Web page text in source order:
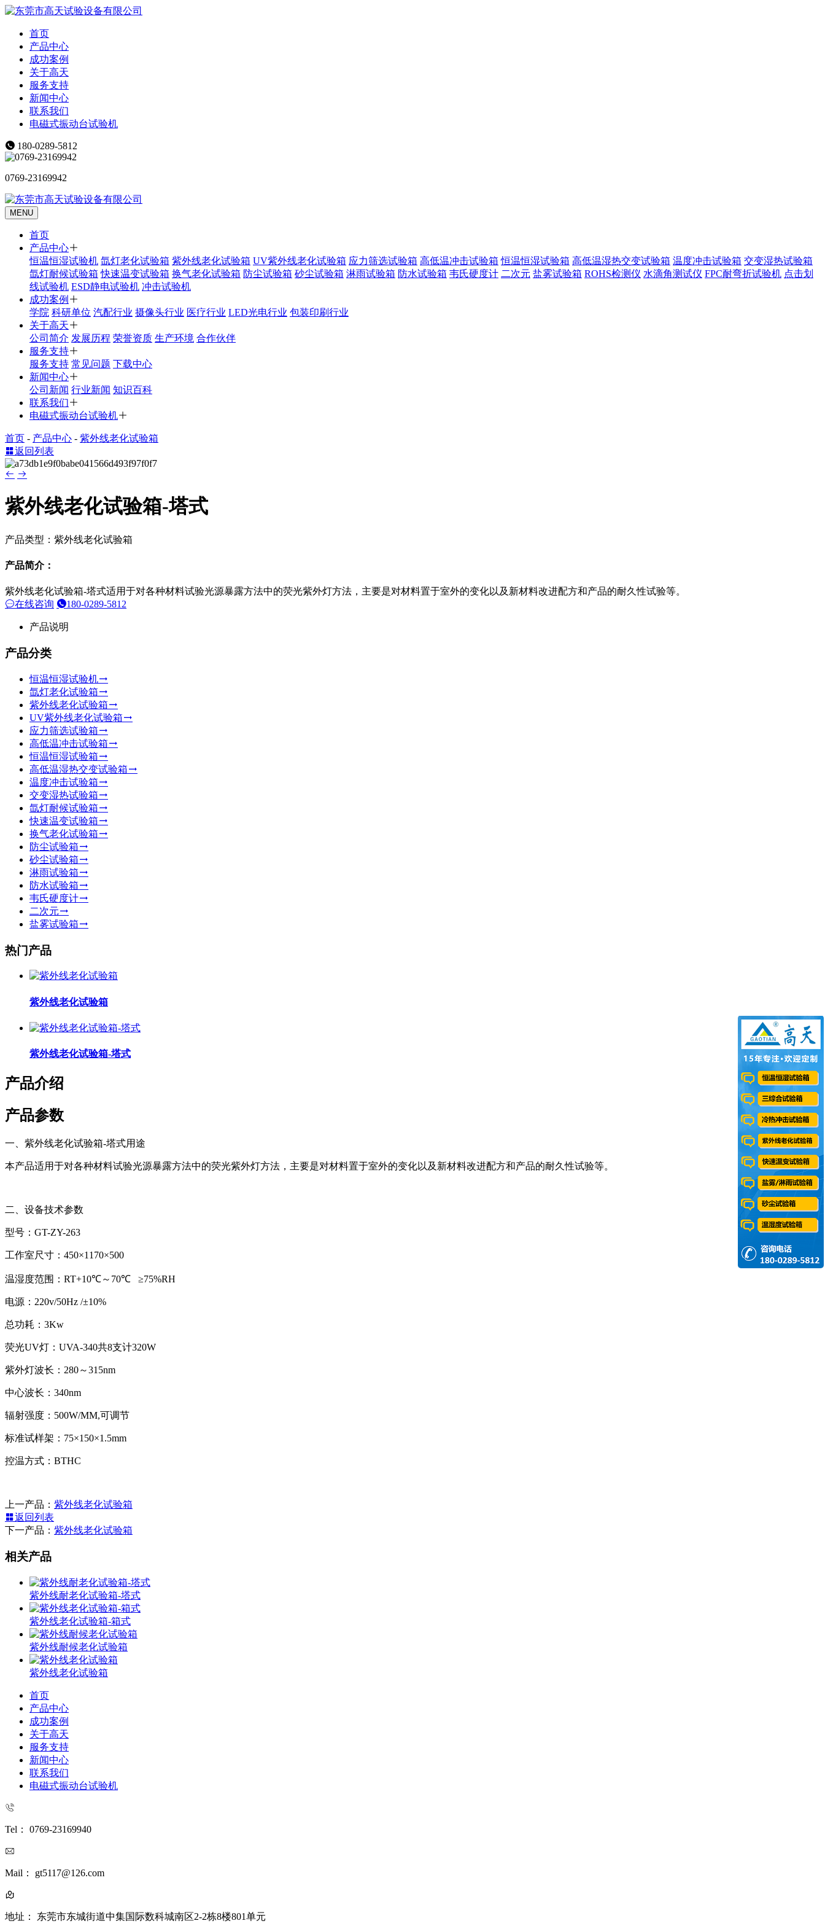
首页
产品中心
成功案例
关于高天
服务支持
新闻中心
联系我们
电磁式振动台试验机
180-0289-5812
0769-23169942
MENU
首页
产品中心
恒温恒湿试验机 氙灯老化试验箱 紫外线老化试验箱 UV紫外线老化试验箱 应力筛选试验箱 高低温冲击试验箱 恒温恒湿试验箱 高低温湿热交变试验箱 温度冲击试验箱 交变湿热试验箱
氙灯耐候试验箱 快速温变试验箱 换气老化试验箱 防尘试验箱 砂尘试验箱 淋雨试验箱 防水试验箱 韦氏硬度计 二次元 盐雾试验箱 ROHS检测仪 水滴角测试仪 FPC耐弯折试验机 点击划
线试验机 ESD静电试验机 冲击试验机
成功案例
学院 科研单位 汽配行业 摄像头行业 医疗行业 LED光电行业 包装印刷行业
关于高天
公司简介 发展历程 荣誉资质 生产环境 合作伙伴
服务支持
服务支持 常见问题 下载中心
新闻中心
公司新闻 行业新闻 知识百科
联系我们
电磁式振动台试验机
首页 - 产品中心 - 紫外线老化试验箱
返回列表
紫外线老化试验箱-塔式
产品类型：紫外线老化试验箱
产品简介：
紫外线老化试验箱-塔式适用于对各种材料试验光源暴露方法中的荧光紫外灯方法，主要是对材料置于室外的变化以及新材料改进配方和产品的耐久性试验等。
在线咨询
180-0289-5812
产品说明
产品分类
恒温恒湿试验机
氙灯老化试验箱
紫外线老化试验箱
UV紫外线老化试验箱
应力筛选试验箱
高低温冲击试验箱
恒温恒湿试验箱
高低温湿热交变试验箱
温度冲击试验箱
交变湿热试验箱
氙灯耐候试验箱
快速温变试验箱
换气老化试验箱
防尘试验箱
砂尘试验箱
淋雨试验箱
防水试验箱
韦氏硬度计
二次元
盐雾试验箱
热门产品
紫外线老化试验箱
紫外线老化试验箱-塔式
产品介绍
产品参数
一、紫外线老化试验箱-塔式用途
本产品适用于对各种材料试验光源暴露方法中的荧光紫外灯方法，主要是对材料置于室外的变化以及新材料改进配方和产品的耐久性试验等。
二、设备技术参数
型号：GT-ZY-263
工作室尺寸：450×1170×500
温湿度范围：RT+10℃～70℃ ≥75%RH
电源：220v/50Hz /±10%
总功耗：3Kw
荧光UV灯：UVA-340共8支计320W
紫外灯波长：280～315nm
中心波长：340nm
辐射强度：500W/MM,可调节
标准试样架：75×150×1.5mm
控温方式：BTHC
上一产品： 紫外线老化试验箱
返回列表
下一产品： 紫外线老化试验箱
相关产品
紫外线耐老化试验箱-塔式
紫外线老化试验箱-箱式
紫外线耐候老化试验箱
紫外线老化试验箱
首页
产品中心
成功案例
关于高天
服务支持
新闻中心
联系我们
电磁式振动台试验机
Tel： 0769-23169940
Mail： gt5117@126.com
地址： 东莞市东城街道中集国际数科城南区2-2栋8楼801单元